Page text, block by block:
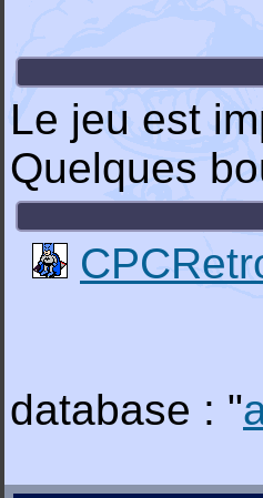
Le jeu est
Quelques
database : "